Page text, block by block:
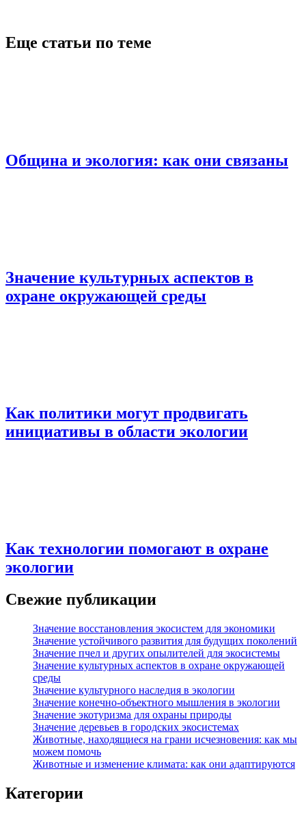
Еще статьи по теме
Община и экология: как они связаны
Значение культурных аспектов в
охране окружающей среды
Как политики могут продвигать
инициативы в области экологии
Как технологии помогают в охране
экологии
Свежие публикации
Значение восстановления экосистем для экономики
Значение устойчивого развития для будущих поколений
Значение пчел и других опылителей для экосистемы
Значение культурных аспектов в охране окружающей
среды
Значение культурного наследия в экологии
Значение конечно-объектного мышления в экологии
Значение экотуризма для охраны природы
Значение деревьев в городских экосистемах
Животные, находящиеся на грани исчезновения: как мы
можем помочь
Животные и изменение климата: как они адаптируются
Категории